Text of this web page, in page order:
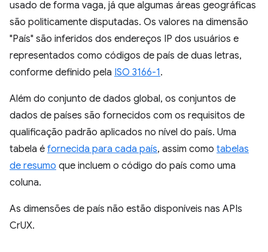
usado de forma vaga, já que algumas áreas geográficas
são politicamente disputadas. Os valores na dimensão
"País" são inferidos dos endereços IP dos usuários e
representados como códigos de país de duas letras,
conforme definido pela ISO 3166-1.
Além do conjunto de dados global, os conjuntos de
dados de países são fornecidos com os requisitos de
qualificação padrão aplicados no nível do país. Uma
tabela é fornecida para cada país, assim como tabelas
de resumo que incluem o código do país como uma
coluna.
As dimensões de país não estão disponíveis nas APIs
CrUX.